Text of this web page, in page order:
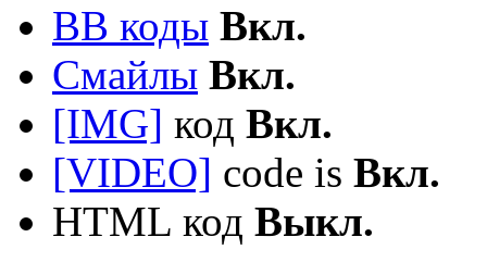
BB коды Вкл.
Смайлы Вкл.
[IMG] код Вкл.
[VIDEO] code is Вкл.
HTML код Выкл.